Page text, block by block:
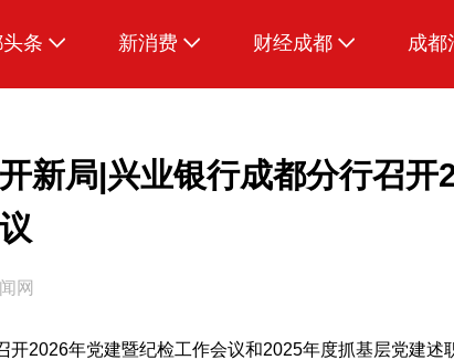
条
地
内
机
新消费
爱看短剧
财经成都 成都
新局|兴业银行成都分行召开
网
开2026年党建暨纪检工作会议和2025年度抓基层党建述